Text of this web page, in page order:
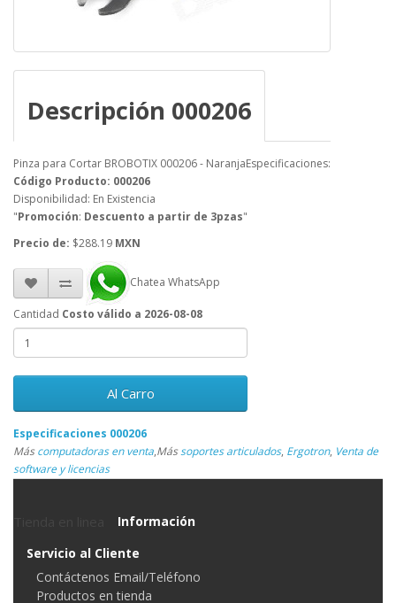
Descripción 000206
Pinza para Cortar BROBOTIX 000206 - NaranjaEspecificaciones:
Código Producto: 000206
Disponibilidad: En Existencia
"Promoción: Descuento a partir de 3pzas"
Precio de: $288.19 MXN
Chatea WhatsApp
Cantidad Costo válido a 2026-08-08
Al Carro
Especificaciones 000206
Máscomputadoras en venta,Mássoportes articulados, Ergotron, Venta de
software y licencias
Información
Servicio al Cliente
Contáctenos Email/Teléfono
Productos en tienda